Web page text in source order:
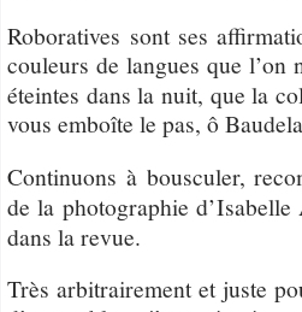
Roboratives sont ses
couleurs de langues que l’on
éteintes dans la nuit, que la
vous emboîte le pas, ô
Continuons à bousculer,
de la photographie d’Isabelle
dans la revue.
Très arbitrairement et juste